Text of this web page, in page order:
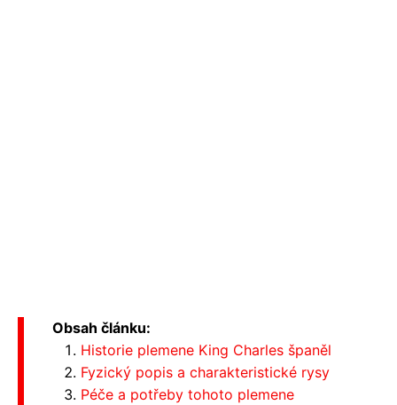
Obsah článku:
Historie plemene King Charles španěl
Fyzický popis a charakteristické rysy
Péče a potřeby tohoto plemene